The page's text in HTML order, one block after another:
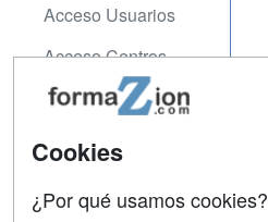
Acceso Usuarios
Acceso Centros
Contactar
Cookies
¿Por qué usamos cookies?